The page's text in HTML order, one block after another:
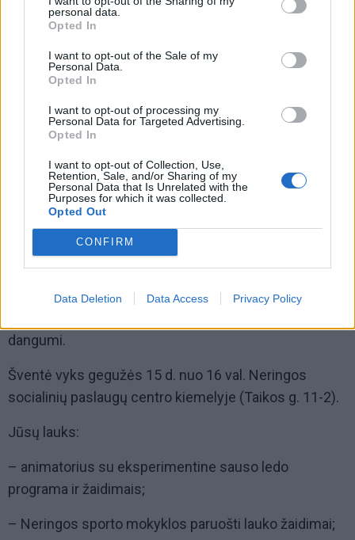
personal data.
Opted In
I want to opt-out of the Sale of my
Personal Data.
Opted In
I want to opt-out of processing my
Personal Data for Targeted Advertising.
Opted In
I want to opt-out of Collection, Use,
Retention, Sale, and/or Sharing of my
Personal Data that Is Unrelated with the
Purposes for which it was collected.
Opted Out
CONFIRM
Data Deletion Data Access Privacy Policy
Šeimos diena po atviru dangumi
Tarptautinės šeimos ir vaiko dienos proga šilta, jauki ir
dangumi.
Šventė vyks gegužės 15 d. nuo 16 val. Neringos
socialinių paslaugų centro kiemelyje (Taikos g. 11-2).
Jūsų lauks:
– animatorius su eksperimentine sauso ledo
programa ir žaidimais;
– Neringos sporto mokyklos paruošti lauko žaidimai;